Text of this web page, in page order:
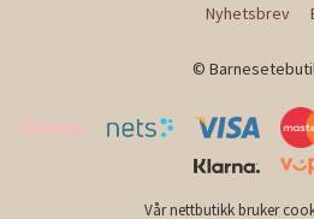
Nyhetsbrev
©
Vår nettbutikk bruker